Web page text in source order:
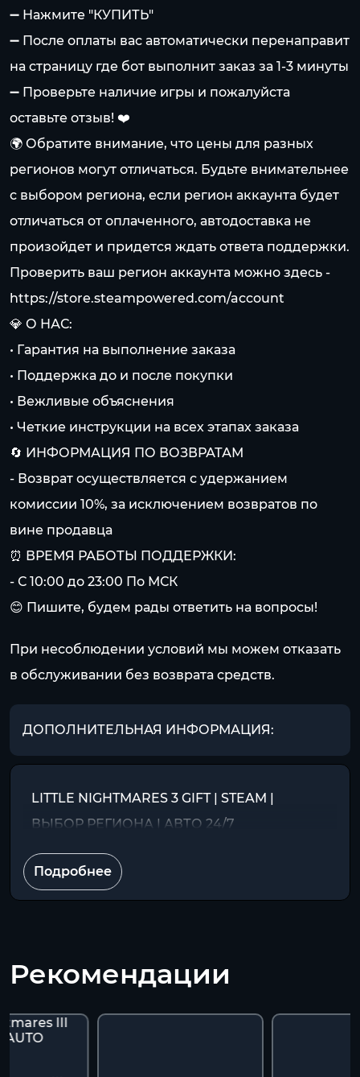
➖ Нажмите "КУПИТЬ"
➖ После оплаты вас автоматически перенаправит
на страницу где бот выполнит заказ за 1-3 минуты
➖ Проверьте наличие игры и пожалуйста
оставьте отзыв! ❤️
🌍 Обратите внимание, что цены для разных
регионов могут отличаться. Будьте внимательнее
с выбором региона, если регион аккаунта будет
отличаться от оплаченного, автодоставка не
произойдет и придется ждать ответа поддержки.
Проверить ваш регион аккаунта можно здесь -
https://store.steampowered.com/account
💎 О НАС:
• Гарантия на выполнение заказа
• Поддержка до и после покупки
• Вежливые объяснения
• Четкие инструкции на всех этапах заказа
🔄 ИНФОРМАЦИЯ ПО ВОЗВРАТАМ
- Возврат осуществляется с удержанием
комиссии 10%, за исключением возвратов по
вине продавца
⏰ ВРЕМЯ РАБОТЫ ПОДДЕРЖКИ:
- С 10:00 до 23:00 По МСК
😊 Пишите, будем рады ответить на вопросы!
При несоблюдении условий мы можем отказать
в обслуживании без возврата средств.
ДОПОЛНИТЕЛЬНАЯ ИНФОРМАЦИЯ:
LITTLE NIGHTMARES 3 GIFT | STEAM |
ВЫБОР РЕГИОНА | АВТО 24/7
Подробнее
Рекомендации